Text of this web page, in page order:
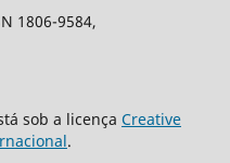
1806-9584,
sob a licença Creative
.